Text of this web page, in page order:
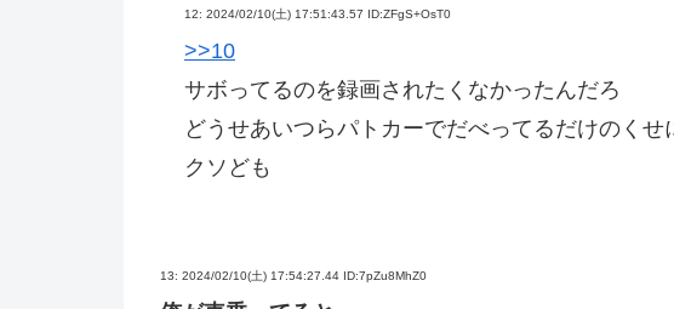
12: 2024/02/10(土) 17:51:43.57 ID:ZFgS+OsT0
>>10
サボってるのを録画されたくなかったんだろ
どうせあいつらパトカーでだべってるだけのくせ
クソども
13: 2024/02/10(土) 17:54:27.44 ID:7pZu8MhZ0